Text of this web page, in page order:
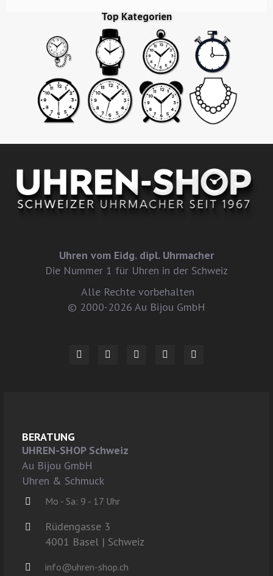
Top Kategorien
Uhren vom Eidg. dipl. Uhrmacher
Die Nummer 1 für Uhren in der Schweiz
Alle Rechte vorbehalten
© 2000-2026 Au Bijou GmbH
BERATUNG
UHREN-SHOP Schweiz
Au Bijou GmbH
Uhren & Schmuck
Mo - Sa: 9 - 17 Uhr
Rüdengasse 3
4001 Basel | Schweiz
info@uhren-shop.ch